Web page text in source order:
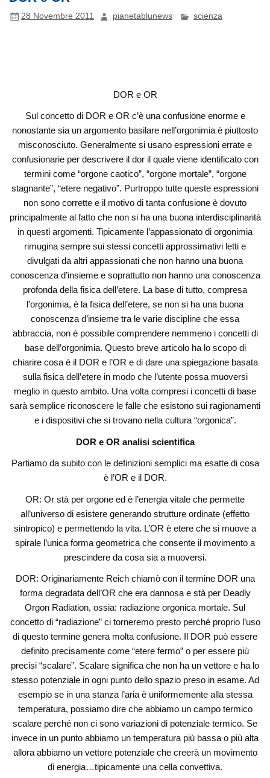
28 Novembre 2011 pianetablunews scienza
DOR e OR
Sul concetto di DOR e OR c’è una confusione enorme e
nonostante sia un argomento basilare nell’orgonimia è piuttosto
misconosciuto. Generalmente si usano espressioni errate e
confusionarie per descrivere il dor il quale viene identificato con
termini come “orgone caotico”, “orgone mortale”, “orgone
stagnante”, “etere negativo”. Purtroppo tutte queste espressioni
non sono corrette e il motivo di tanta confusione è dovuto
principalmente al fatto che non si ha una buona interdisciplinarità
in questi argomenti. Tipicamente l’appassionato di orgonimia
rimugina sempre sui stessi concetti approssimativi letti e
divulgati da altri appassionati che non hanno una buona
conoscenza d’insieme e soprattutto non hanno una conoscenza
profonda della fisica dell’etere. La base di tutto, compresa
l’orgonimia, è la fisica dell’etere, se non si ha una buona
conoscenza d’insieme tra le varie discipline che essa
abbraccia, non è possibile comprendere nemmeno i concetti di
base dell’orgonimia. Questo breve articolo ha lo scopo di
chiarire cosa è il DOR e l’OR e di dare una spiegazione basata
sulla fisica dell’etere in modo che l’utente possa muoversi
meglio in questo ambito. Una volta compresi i concetti di base
sarà semplice riconoscere le falle che esistono sui ragionamenti
e i dispositivi che si trovano nella cultura “orgonica”.
DOR e OR analisi scientifica
Partiamo da subito con le definizioni semplici ma esatte di cosa
è l’OR e il DOR.
OR: Or stà per orgone ed è l’energia vitale che permette
all’universo di esistere generando strutture ordinate (effetto
sintropico) e permettendo la vita. L’OR è etere che si muove a
spirale l’unica forma geometrica che consente il movimento a
prescindere da cosa sia a muoversi.
DOR: Originariamente Reich chiamò con il termine DOR una
forma degradata dell’OR che era dannosa e stà per Deadly
Orgon Radiation, ossia: radiazione orgonica mortale. Sul
concetto di “radiazione” ci torneremo presto perché proprio l’uso
di questo termine genera molta confusione. Il DOR può essere
definito precisamente come “etere fermo” o per essere più
precisi “scalare”. Scalare significa che non ha un vettore e ha lo
stesso potenziale in ogni punto dello spazio preso in esame. Ad
esempio se in una stanza l’aria è uniformemente alla stessa
temperatura, possiamo dire che abbiamo un campo termico
scalare perché non ci sono variazioni di potenziale termico. Se
invece in un punto abbiamo un temperatura più bassa o più alta
allora abbiamo un vettore potenziale che creerà un movimento
di energia…tipicamente una cella convettiva.